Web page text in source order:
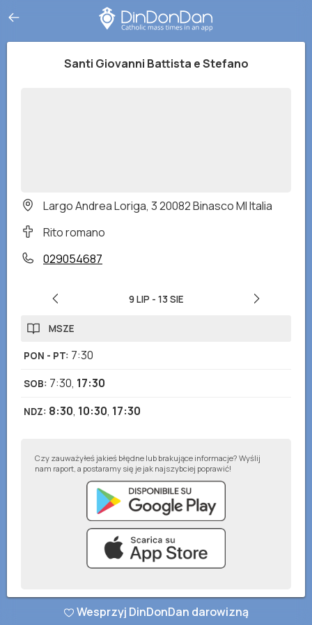
Santi Giovanni Battista e Stefano
Largo Andrea Loriga, 3 20082 Binasco MI Italia
Rito romano
029054687
9 LIP - 13 SIE
MSZE
PON - PT: 7:30
SOB: 7:30, 17:30
NDZ: 8:30, 10:30, 17:30
Czy zauważyłeś jakieś błędne lub brakujące informacje? Wyślij
nam raport, a postaramy się je jak najszybciej poprawić!
© DinDonDan App 2026–Polityka prywatności–Dodaj do swojej strony
Wesprzyj DinDonDan darowizną